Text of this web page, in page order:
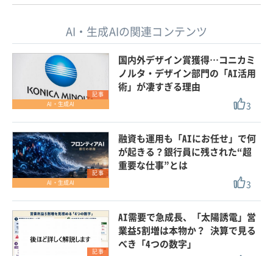
AI・生成AIの関連コンテンツ
記事
AI・生成AI
国内外デザイン賞獲得…コニカミ
ノルタ・デザイン部門の「AI活用
術」が凄すぎる理由
3
記事
AI・生成AI
融資も運用も「AIにお任せ」で何
が起きる？銀行員に残された“超
重要な仕事”とは
3
記事
AI需要で急成長、「太陽誘電」営
業益5割増は本物か？ 決算で見る
べき「4つの数字」